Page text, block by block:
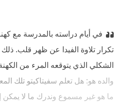
في أيام دراسته بالمدرسة مع
تكرار تلاوة الفيدا عن ظهر قلب. ذلك
الشكلي الذي يتوقعه المرء من
والده هو: هل تعلم سفيتاكيتو تلك
ما هو غير مسموع وندرك ما لا يمكن